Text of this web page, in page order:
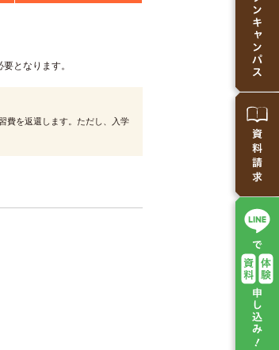
となります。
費を返還します。ただし、入学